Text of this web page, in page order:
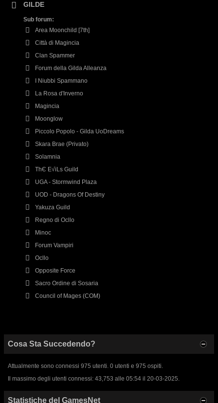
GILDE
Sub forum:
Area Moonchild [7th]
Città di Magincia
Clan Spammer
Forum della Gilda Alleanza
I Niubbi Spammano
La Rosa d'Inverno
Magincia
Moonglow
Piccolo Popolo - Gilda UoDreams
Skara Brae (Privato)
Solamnia
ThЄ E√iLs Guild
UGA - Stormwind Plaza
UOD - Dragons Of Destiny
Yakuza Guild
Regno di Ocllo
Minoc
Forum Vampiri
Ocllo
Opposite Force
Sacro Ordine di Sosaria
Council of Mages (COM)
Cosa Sta Succedendo?
Attualmente sono connessi 975 utenti. 0 utenti e 975 ospiti.
Il massimo degli utenti connessi: 43,753 alle 05:54 il 20-03-2025.
Statistiche del GamesNet